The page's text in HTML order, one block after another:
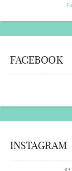
FACEBOOK
INSTAGRAM